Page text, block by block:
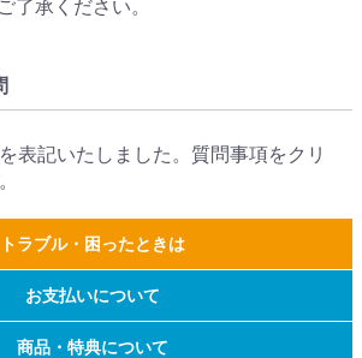
了承ください。
表記いたしました。質問事項をクリ
トラブル・困ったときは
お支払いについて
商品・特典について